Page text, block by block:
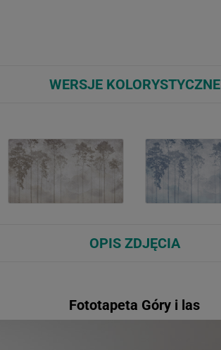
WERSJE KOLORYSTYCZNE
OPIS ZDJĘCIA
Fototapeta Góry i las